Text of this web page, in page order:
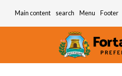
Main content search Menu Footer